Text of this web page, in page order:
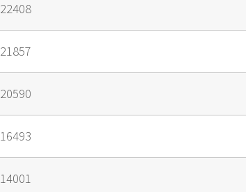
22408
21857
20590
16493
14001